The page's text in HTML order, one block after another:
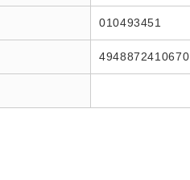
010493451
4948872410670